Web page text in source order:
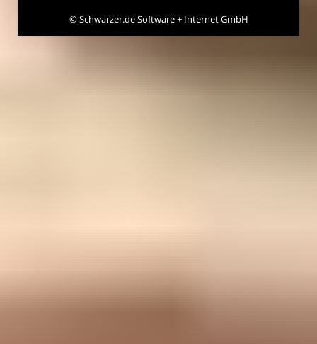
©Schwarzer.de Software + Internet GmbH